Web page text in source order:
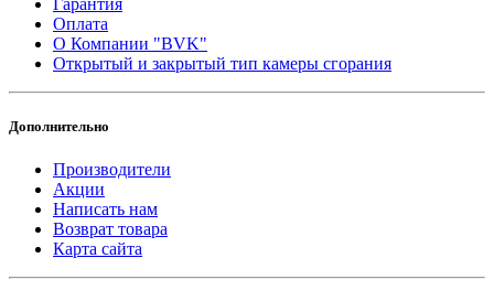
Оплата
О Компании "BVK"
Открытый и закрытый тип камеры сгорания
Дополнительно
Производители
Акции
Написать нам
Возврат товара
Карта сайта